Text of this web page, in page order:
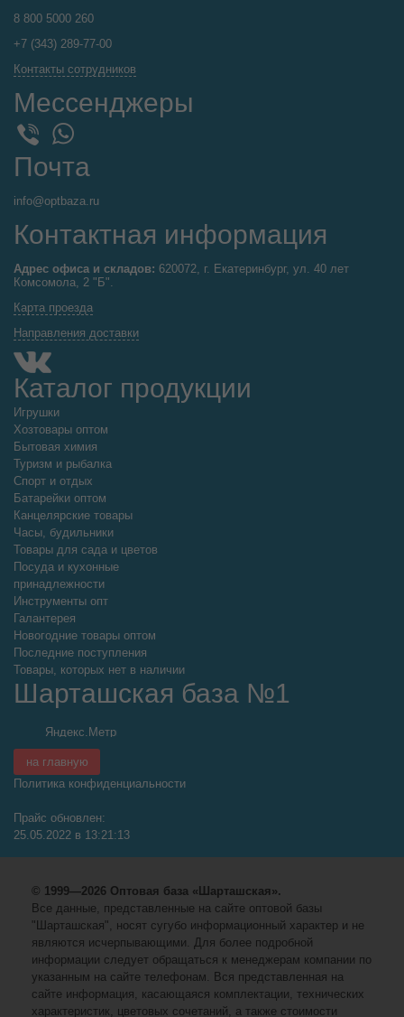
8 800 5000 260
+7 (343) 289-77-00
Контакты сотрудников
Мессенджеры
WhatsApp
Почта
info@optbaza.ru
Контактная информация
Адрес офиса и складов: 620072, г. Екатеринбург, ул. 40 лет
Комсомола, 2 "Б".
Карта проезда
Направления доставки
Каталог продукции
Игрушки
Хозтовары оптом
Бытовая химия
Туризм и рыбалка
Спорт и отдых
Батарейки оптом
Канцелярские товары
Часы, будильники
Товары для сада и цветов
Посуда и кухонные
принадлежности
Инструменты опт
Галантерея
Новогодние товары оптом
Последние поступления
Товары, которых нет в наличии
Шарташская база №1
на главную
Политика конфиденциальности
Прайс обновлен:
25.05.2022 в 13:21:13
© 1999—2026 Оптовая база «Шарташская».
Все данные, представленные на сайте оптовой базы
"Шарташская", носят сугубо информационный характер и не
являются исчерпывающими. Для более подробной
информации следует обращаться к менеджерам компании по
указанным на сайте телефонам. Вся представленная на
сайте информация, касающаяся комплектации, технических
характеристик, цветовых сочетаний, а также стоимости